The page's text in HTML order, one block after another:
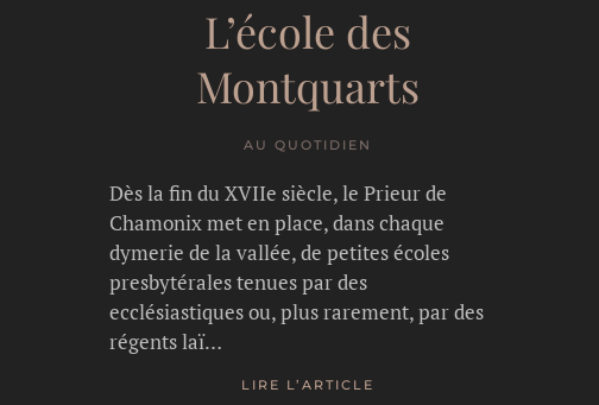
L’école des
Montquarts
AU QUOTIDIEN
Dès la fin du XVIIe siècle, le Prieur de
Chamonix met en place, dans chaque
dymerie de la vallée, de petites écoles
presbytérales tenues par des
ecclésiastiques ou, plus rarement, par des
régents laï…
LIRE L’ARTICLE